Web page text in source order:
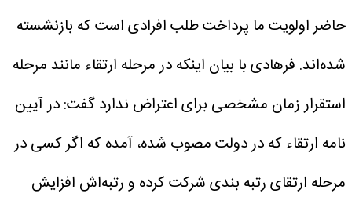
حاضر اولویت ما پرداخت طلب افرادی است که بازنشسته
شده‌اند. فرهادی با بیان اینکه در مرحله ارتقاء مانند مرحله
استقرار زمان مشخصی برای اعتراض ندارد گفت: در آیین
نامه ارتقاء که در دولت مصوب شده، آمده که اگر کسی در
مرحله ارتقای رتبه بندی شرکت کرده و رتبه‌اش افزایش